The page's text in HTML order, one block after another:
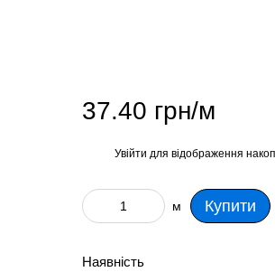
37.40 грн/м
Увійти для відображення
м Купити
Наявність